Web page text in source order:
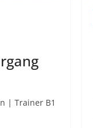
| Trainer B1